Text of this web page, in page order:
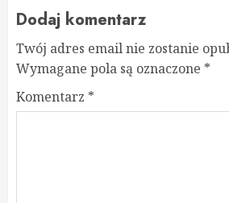
Dodaj komentarz
Twój adres email nie zostanie
Wymagane pola są oznaczone *
Komentarz *